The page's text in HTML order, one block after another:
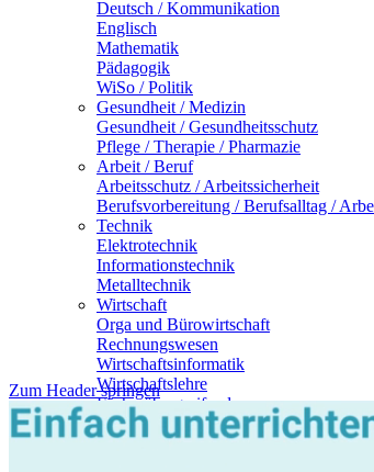
Deutsch / Kommunikation
Englisch
Mathematik
Pädagogik
WiSo / Politik
Gesundheit / Medizin
Gesundheit / Gesundheitsschutz
Pflege / Therapie / Pharmazie
Arbeit / Beruf
Arbeitsschutz / Arbeitssicherheit
Berufsvorbereitung / Berufsalltag /
Technik
Elektrotechnik
Informationstechnik
Metalltechnik
Wirtschaft
Orga und Bürowirtschaft
Rechnungswesen
Wirtschaftsinformatik
Wirtschaftslehre
Fächerübergreifend
Fächerübergreifend
Themenportal "Schulrecht"
Zum Header springen